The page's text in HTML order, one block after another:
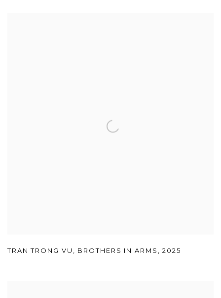
TRAN TRONG VU , BROTHERS IN ARMS ,2025